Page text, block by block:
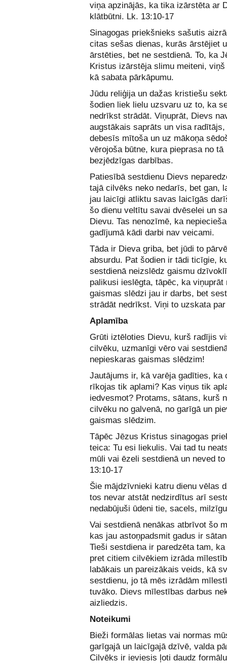
viņa apzinājās, ka tika izārstēta ar
klātbūtni. Lk. 13:10-17
Sinagogas priekšnieks sašutis
citas sešas dienas, kurās ārstējiet
ārstēties, bet ne sestdienā. To, ka
Kristus izārstēja slimu meiteni, viņš
kā sabata pārkāpumu.
Jūdu reliģija un dažas kristiešu
šodien liek lielu uzsvaru uz to, ka
nedrīkst strādāt. Viņuprāt, Dievs
augstākais saprāts un visa radītājs,
debesīs mītoša un uz mākoņa
vērojoša būtne, kura pieprasa no tā
bezjēdzīgas darbības.
Patiesībā sestdienu Dievs
tajā cilvēks neko nedarīs, bet gan,
jau laicīgi atliktu savas laicīgās
šo dienu veltītu savai dvēselei un
Dievu. Tas nenozīmē, ka
gadījumā kādi darbi nav veicami.
Tāda ir Dieva griba, bet jūdi to
absurdu. Pat šodien ir tādi ticīgie,
sestdienā neizslēdz gaismu
palikusi ieslēgta, tāpēc, ka viņuprāt
gaismas slēdzi jau ir darbs, bet
strādāt nedrīkst. Viņi to uzskata
Aplamība
Grūti iztēloties Dievu, kurš radījis
cilvēku, uzmanīgi vēro vai
nepieskaras gaismas slēdzim!
Jautājums ir, kā varēja gadīties, ka
rīkojas tik aplami? Kas viņus tik
iedvesmot? Protams, sātans, kurš
cilvēku no galvenā, no garīgā un
gaismas slēdzim.
Tāpēc Jēzus Kristus sinagogas
teica: Tu esi liekulis. Vai tad tu
mūli vai ēzeli sestdienā un neved
13:10-17
Šie mājdzīvnieki katru dienu vēlas
tos nevar atstāt nedzirdītus arī
nedabūjuši ūdeni tie, sacels,
Vai sestdienā nenākas atbrīvot šo
kas jau astoņpadsmit gadus ir
Tieši sestdiena ir paredzēta tam,
pret citiem cilvēkiem izrāda
labākais un pareizākais veids, kā
sestdienu, jo tā mēs izrādām
tuvāko. Dievs mīlestības darbus
aizliedzis.
Noteikumi
Bieži formālas lietas vai normas
garīgajā un laicīgajā dzīvē, valda
Cilvēks ir ieviesis ļoti daudz formālu